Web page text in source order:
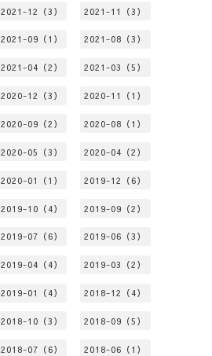
2021-12（3） 2021-11（3）
2021-09（1） 2021-08（3）
2021-04（2） 2021-03（5）
2020-12（3） 2020-11（1）
2020-09（2） 2020-08（1）
2020-05（3） 2020-04（2）
2020-01（1） 2019-12（6）
2019-10（4） 2019-09（2）
2019-07（6） 2019-06（3）
2019-04（4） 2019-03（2）
2019-01（4） 2018-12（4）
2018-10（3） 2018-09（5）
2018-07（6） 2018-06（1）